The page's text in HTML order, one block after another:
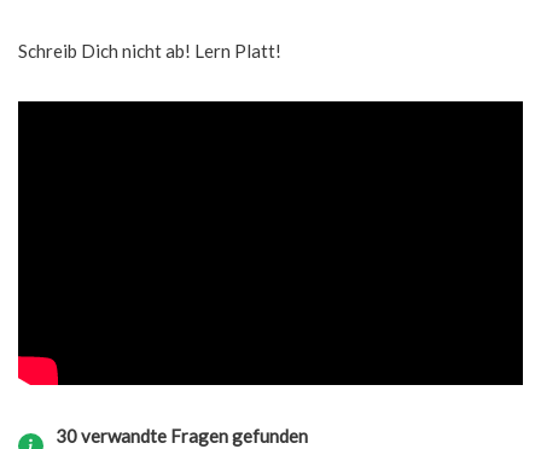
Schreib Dich nicht ab! Lern Platt!
30 verwandte Fragen gefunden